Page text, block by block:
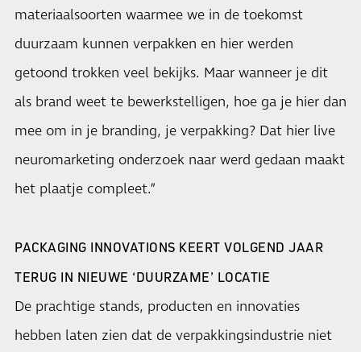
materiaalsoorten waarmee we in de toekomst
duurzaam kunnen verpakken en hier werden
getoond trokken veel bekijks. Maar wanneer je dit
als brand weet te bewerkstelligen, hoe ga je hier dan
mee om in je branding, je verpakking? Dat hier live
neuromarketing onderzoek naar werd gedaan maakt
het plaatje compleet.”
PACKAGING INNOVATIONS KEERT VOLGEND JAAR
TERUG IN NIEUWE ‘DUURZAME’ LOCATIE
De prachtige stands, producten en innovaties
hebben laten zien dat de verpakkingsindustrie niet